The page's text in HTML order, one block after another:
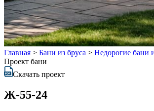
Главная > Бани из бруса > Недорогие бани
Проект бани
Скачать проект
Ж-55-24